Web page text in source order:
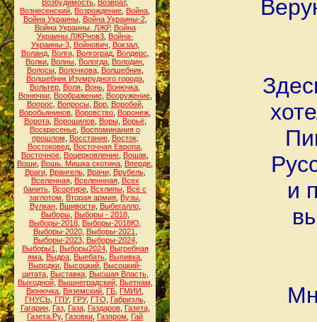
Возбудимость Возврат,
Вознесенский Возрождение Война
Война Украины, Война Украины-2,
Война Украины. ЛЖР, Война
Украины.ЛЖРнов3 Война-
Украины-3, Войнович Вокзал,
Воланд, Волга, Волгоград, Волдерс
Волки Волны Вологда Володин
Волосы, Волочкова, Волшебник,
Волшебник Изумрудного города,
Вольтер Воля Вонь Вонючка
Вонючки, Воображение, Вооружение,
Вопрос
Вопросы, Вор, Воробей,
Воробьянинов Воровство Воронеж
Ворота, Ворошилов, Воры, Ворьё,
Воскресенье Воспоминания о
прошлом
Восстание, Восток,
Востоковед Восточная Европа
Восточное Воцерковление Вошак
Воши Вошь. Мишка скотина Вперде
Враги, Врангель, Врачи, Врубель,
Вселенная, Вселеннная, Всех
банить Всортире Всхлипы Всё с
заглотом
Вторая армия Вузы
Вулкан, Вшивости, Выбегалло,
Выборы, Выборы - 2018,
Выборы-2018 Выборы-2018Ю
Выборы-2020, Выборы-2021
Выборы-2023, Выборы-2024,
Выборы1
Выборы2024, Выгребная
яма Выдра Выебать Выпивка
Выродки Высоцкий Высоцкий-
цитата, Выставка, Высшая Власть,
Выходной, Вышнеградский, Вьетнам
Вюнючка Вяземский ГБ ГМИИ
ГНУСЬ, ГПУ, ГРУ, ГТО Габриэль,
Гагарин, Газ, Газа, Газдаров, Газета,
Газета.Ру, Газовки Газпром
Гай
и